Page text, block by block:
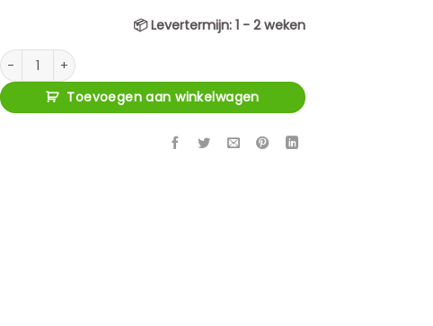
📦Levertermijn: 1 - 2 weken
Salontafel Belfort natural oak aantal
Toevoegen aan winkelwagen